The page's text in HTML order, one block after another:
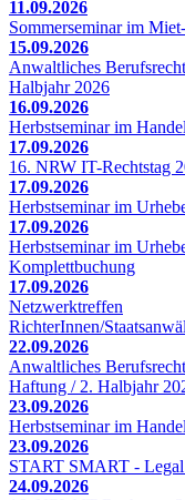
11.09.2026
Sommerseminar im
15.09.2026
Anwaltliches
Halbjahr 2026
16.09.2026
Herbstseminar im
17.09.2026
16. NRW IT-Rechtstag
17.09.2026
Herbstseminar im
17.09.2026
Herbstseminar im
Komplettbuchung
17.09.2026
Netzwerktreffen
RichterInnen/
22.09.2026
Anwaltliches
Haftung / 2. Halbjahr
23.09.2026
Herbstseminar im
23.09.2026
START SMART -
24.09.2026